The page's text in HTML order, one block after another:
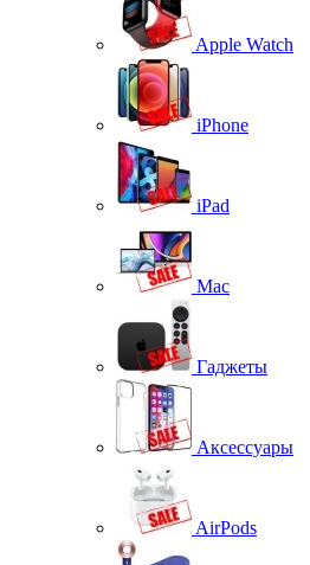
Apple Watch
iPhone
iPad
Mac
Гаджеты
Аксессуары
AirPods